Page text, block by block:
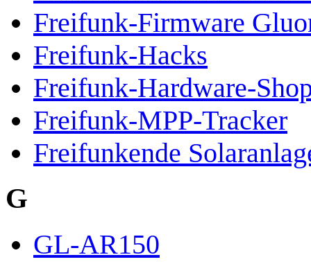
Freifunk-Firmware
Freifunk-Hacks
Freifunk-Hardware-
Freifunk-MPP-Tracker
Freifunkende
G
GL-AR150